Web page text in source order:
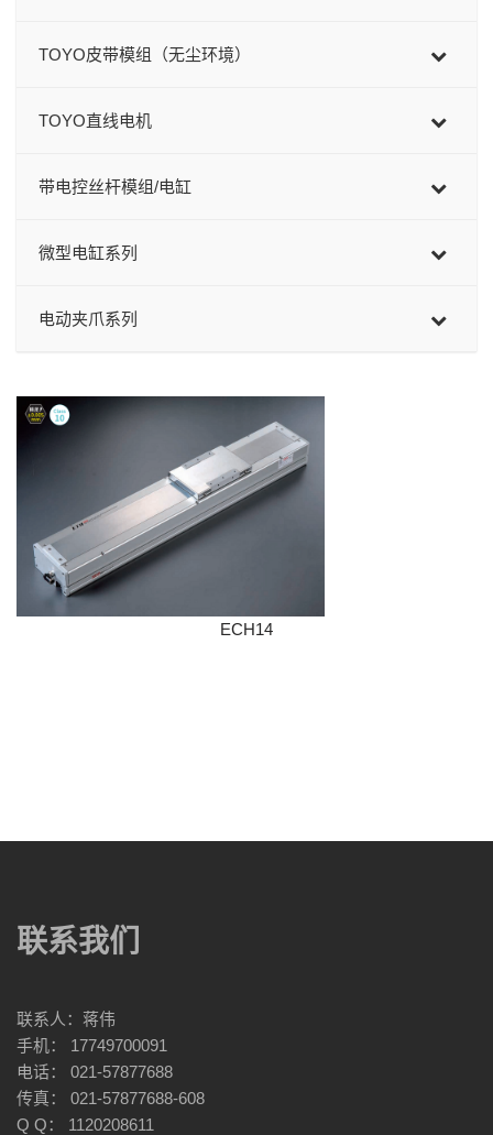
TOYO皮带模组（无尘环境）
TOYO直线电机
带电控丝杆模组/电缸
微型电缸系列
电动夹爪系列
ECH14
联系我们
联系人：蒋伟
手机： 17749700091
电话： 021-57877688
传真： 021-57877688-608
Q Q： 1120208611